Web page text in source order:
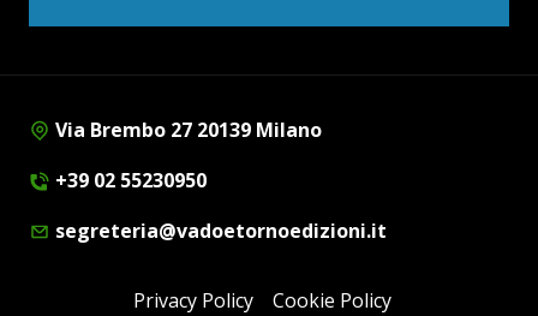
Via Brembo 27 20139 Milano
+39 02 55230950
segreteria@vadoetornoedizioni.it
Privacy Policy
Cookie Policy